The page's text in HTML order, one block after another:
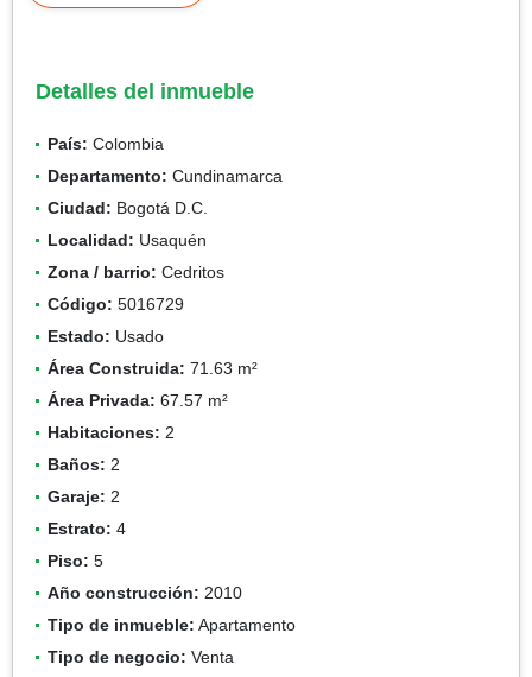
Detalles del inmueble
País: Colombia
Departamento: Cundinamarca
Ciudad: Bogotá D.C.
Localidad: Usaquén
Zona / barrio: Cedritos
Código: 5016729
Estado: Usado
Área Construida: 71.63 m²
Área Privada: 67.57 m²
Habitaciones: 2
Baños: 2
Garaje: 2
Estrato: 4
Piso: 5
Año construcción: 2010
Tipo de inmueble: Apartamento
Tipo de negocio: Venta